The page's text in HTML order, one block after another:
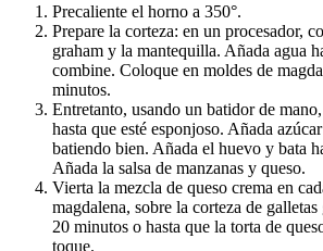
Precaliente el horno a 350°.
Prepare la corteza: en un procesador,
graham y la mantequilla. Añada agua
combine. Coloque en moldes de
minutos.
Entretanto, usando un batidor de
hasta que esté esponjoso. Añada
batiendo bien. Añada el huevo y bata
Añada la salsa de manzanas y queso.
Vierta la mezcla de queso crema en
magdalena, sobre la corteza de
20 minutos o hasta que la torta de
toque.